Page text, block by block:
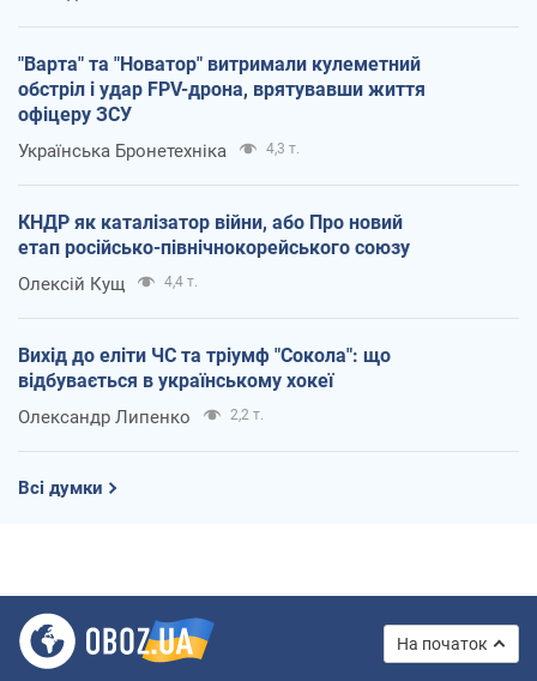
"Варта" та "Новатор" витримали кулеметний
обстріл і удар FPV-дрона, врятувавши життя
офіцеру ЗСУ
Українська Бронетехніка 4,3 т.
КНДР як каталізатор війни, або Про новий
етап російсько-північнокорейського союзу
Олексій Кущ 4,4 т.
Вихід до еліти ЧС та тріумф "Сокола": що
відбувається в українському хокеї
Олександр Липенко 2,2 т.
Всі думки
На початок